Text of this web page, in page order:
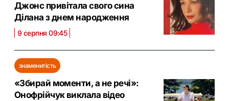
Джонс привітала свого сина
Ділана з днем народження
9 серпня 09:45
знаменитість
«Збирай моменти, а не речі»:
Онофрійчук виклала відео